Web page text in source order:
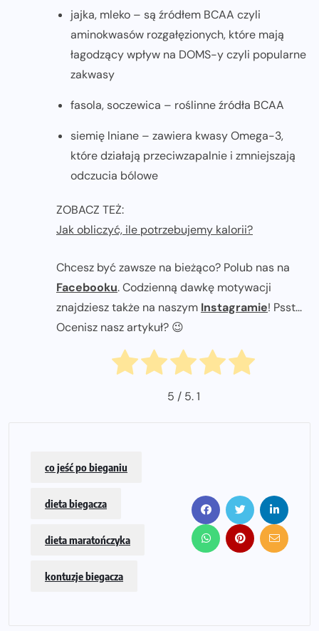
jajka, mleko – są źródłem BCAA czyli
aminokwasów rozgałęzionych, które mają
łagodzący wpływ na DOMS-y czyli popularne
zakwasy
fasola, soczewica – roślinne źródła BCAA
siemię lniane – zawiera kwasy Omega-3,
które działają przeciwzapalnie i zmniejszają
odczucia bólowe
ZOBACZ TEŻ:
Jak obliczyć, ile potrzebujemy kalorii?
Chcesz być zawsze na bieżąco? Polub nas na
Facebooku. Codzienną dawkę motywacji
znajdziesz także na naszym Instagramie! Psst...
Ocenisz nasz artykuł? 😉
5 / 5.1
co jeść po bieganiu
dieta biegacza
dieta maratończyka
kontuzje biegacza